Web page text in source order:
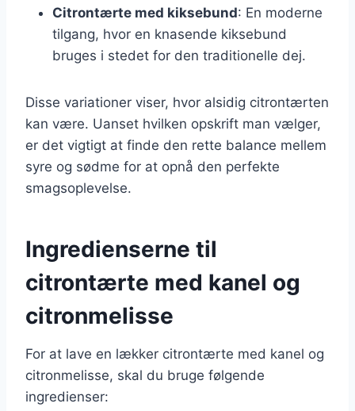
Citrontærte med kiksebund: En moderne
tilgang, hvor en knasende kiksebund
bruges i stedet for den traditionelle dej.
Disse variationer viser, hvor alsidig citrontærten
kan være. Uanset hvilken opskrift man vælger,
er det vigtigt at finde den rette balance mellem
syre og sødme for at opnå den perfekte
smagsoplevelse.
Ingredienserne til
citrontærte med kanel og
citronmelisse
For at lave en lækker citrontærte med kanel og
citronmelisse, skal du bruge følgende
ingredienser: